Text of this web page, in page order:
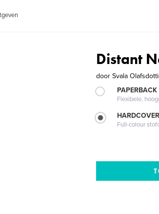
Distant
door Svala
PAPERBACK
Flexibele,
Full-colour